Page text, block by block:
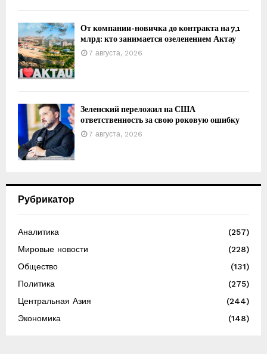
От компании-новичка до контракта на 7,1
млрд: кто занимается озеленением Актау
7 августа, 2026
Зеленский переложил на США
ответственность за свою роковую ошибку
7 августа, 2026
Рубрикатор
Аналитика
(257)
Мировые новости
(228)
Общество
(131)
Политика
(275)
Центральная Азия
(244)
Экономика
(148)